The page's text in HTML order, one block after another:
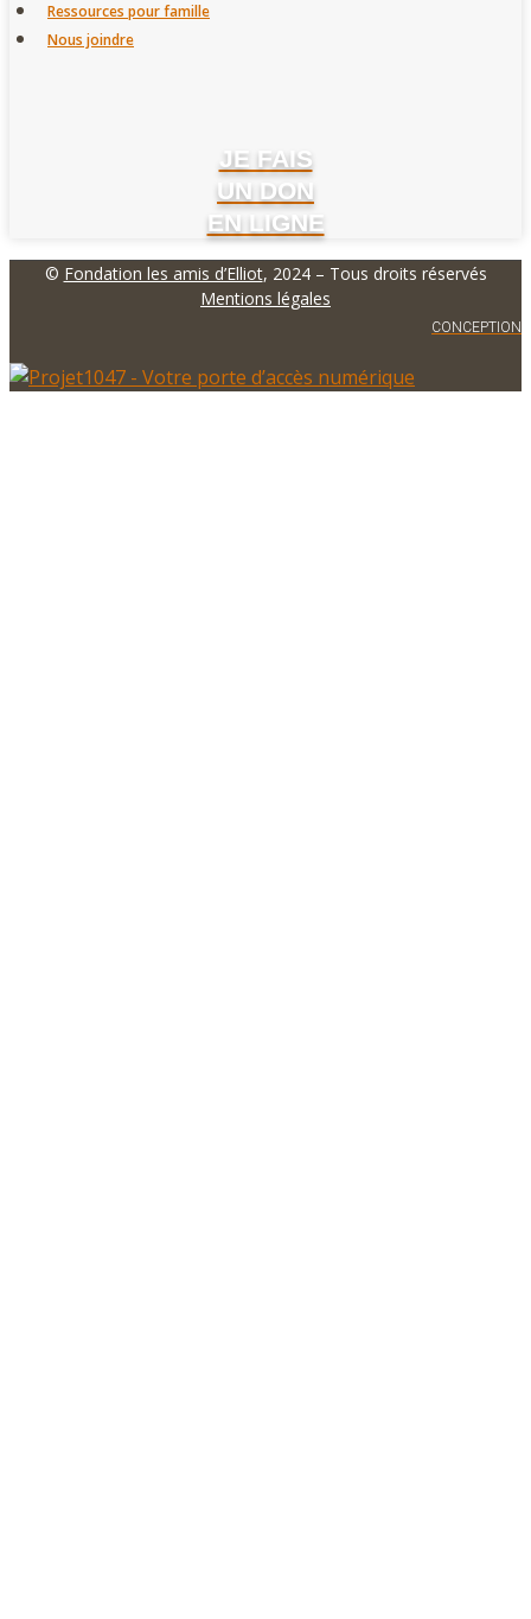
Ressources pour famille
Nous joindre
JE FAIS
UN DON
EN LIGNE
© Fondation les amis d’Elliot, 2024 – Tous droits réservés
Mentions légales
CONCEPTION